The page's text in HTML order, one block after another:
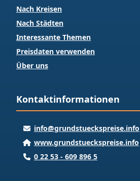
Nach Kreisen
Nach Städten
Interessante Themen
Preisdaten verwenden
Über uns
Kontaktinformationen
info@grundstueckspreise.info
www.grundstueckspreise.info
0 22 53 - 609 896 5